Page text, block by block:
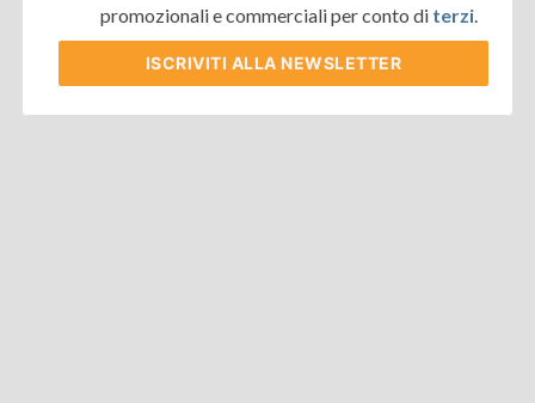
promozionali e commerciali per conto di terzi.
ISCRIVITI ALLA NEWSLETTER